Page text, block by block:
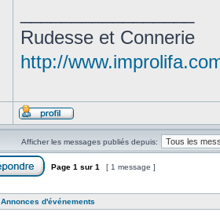
Rudesse et Connerie
http://
Afficher les messages publiés depuis:
Page 1 sur 1 [ 1 message ]
Annonces d'événements